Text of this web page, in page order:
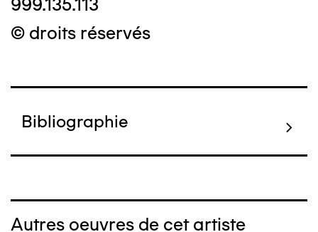
999.135.113
© droits réservés
Bibliographie
Autres oeuvres de cet artiste